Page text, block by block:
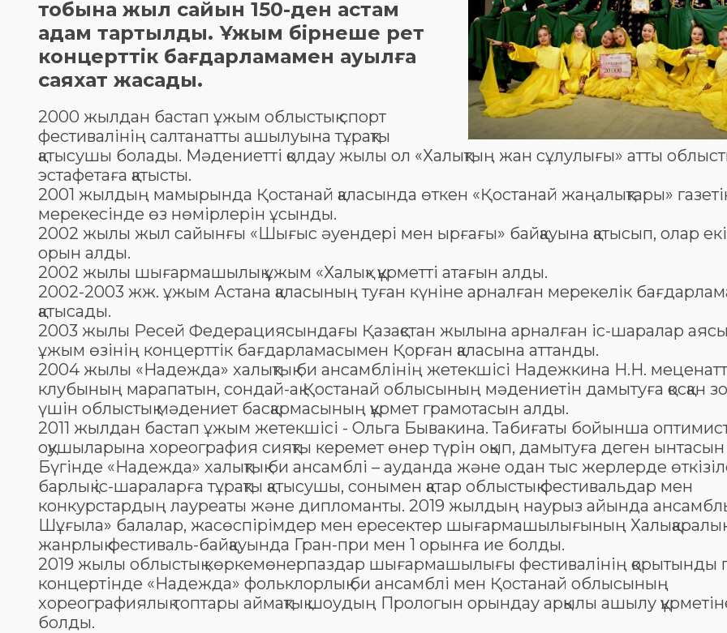
тобына жыл сайын 150-ден астам
адам тартылды. Ұжым бірнеше рет
концерттік бағдарламамен ауылға
саяхат жасады.
2000 жылдан бастап ұжым облыстық спорт
фестивалінің салтанатты ашылуына тұрақты
қатысушы болады. Мәдениетті қолдау жылы ол «Халықтың жан сұлулығы» атты
эстафетаға қатысты.
2001 жылдың мамырында Қостанай қаласында өткен «Қостанай жаңалықтары»
мерекесінде өз нөмірлерін ұсынды.
2002 жылы жыл сайынғы «Шығыс әуендері мен ырғағы» байқауына қатысып, олар
орын алды.
2002 жылы шығармашылық ұжым «Халық» құрметті атағын алды.
2002-2003 жж. ұжым Астана қаласының туған күніне арналған мерекелік
қатысады.
2003 жылы Ресей Федерациясындағы Қазақстан жылына арналған іс-шаралар
ұжым өзінің концерттік бағдарламасымен Қорған қаласына аттанды.
2004 жылы «Надежда» халықтық би ансамблінің жетекшісі Надежкина Н.Н.
клубының марапатын, сондай-ақ Қостанай облысының мәдениетін дамытуға қосқан
үшін облыстық мәдениет басқармасының құрмет грамотасын алды.
2011 жылдан бастап ұжым жетекшісі - Ольга Бывакина. Табиғаты бойынша
оқушыларына хореография сияқты керемет өнер түрін оқып, дамытуға деген
Бүгінде «Надежда» халықтық би ансамблі – ауданда және одан тыс жерлерде
барлық іс-шараларға тұрақты қатысушы, сонымен қатар облыстық фестивальдар мен
конкурстардың лауреаты және дипломанты. 2019 жылдың наурыз айында
Шұғыла» балалар, жасөспірімдер мен ересектер шығармашылығының Халықаралық
жанрлық фестиваль-байқауында Гран-при мен 1 орынға ие болды.
2019 жылы облыстық көркемөнерпаздар шығармашылығы фестивалінің қорытынды
концертінде «Надежда» фольклорлық би ансамблі мен Қостанай облысының
хореографиялық топтары аймақтық шоудың Прологын орындау арқылы ашылу
болды.